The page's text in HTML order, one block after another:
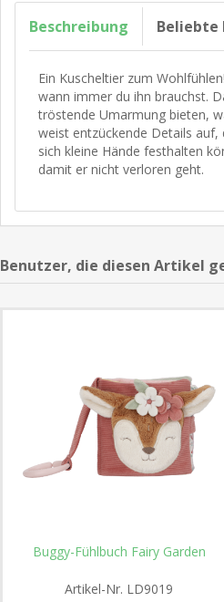
Beschreibung Beliebte
Ein Kuscheltier zum
wann immer du ihn brauchst.
tröstende Umarmung bieten,
weist entzückende Details auf,
sich kleine Hände festhalten
damit er nicht verloren geht.
Benutzer, die diesen Artikel
Buggy-Fühlbuch Fairy Garden
Artikel-Nr. LD9019